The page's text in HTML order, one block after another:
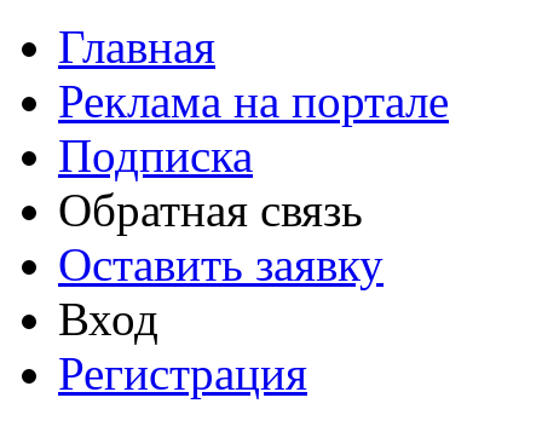
Главная
Реклама на портале
Подписка
Обратная связь
Оставить заявку
Вход
Регистрация